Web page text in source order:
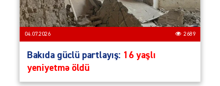
04.07.2026 2689
Bakıda güclü partlayış: 16 yaşlı
yeniyetmə öldü